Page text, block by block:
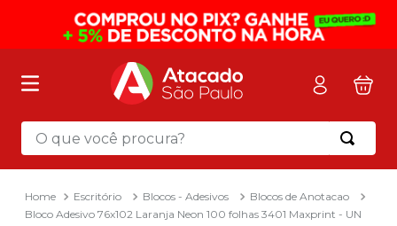
O que você procura?
Escritório Blocos - Adesivos
Blocos de Anotacao
Bloco Adesivo 76x102 Laranja Neon 100 folhas 3401 Maxprint - UN
Termos mais buscados
mochila
2º sacola